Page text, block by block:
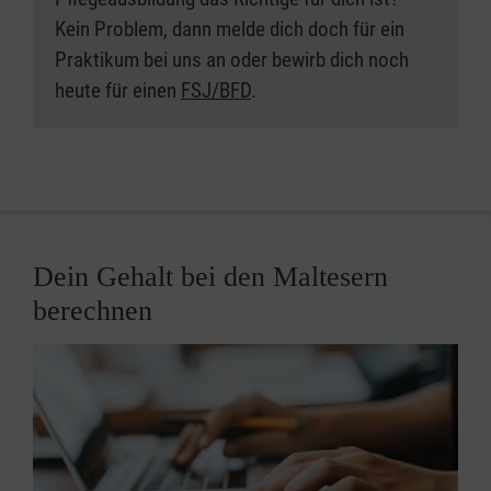
Stunden
Vertiefungseinsatz (zum Ende): ca. 500
Stunden
Langzeitpflege in stationären
Einrichtungen (z. B. Pflegeheim): 400
Stunden
Ambulante Akut- und Langzeitpflege (z. B.
ambulanter Pflegedienst): 400 Stunden
Pflichteinsätze in speziellen Bereichen:
Kein Problem, dann melde dich doch für ein
Praktikum bei uns an oder bewirb dich noch
heute für einen FSJ/BFD.
Dein Gehalt bei den Maltesern
berechnen